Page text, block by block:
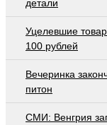
детали
Уцелевшие
100 рублей
Вечеринка
питон
СМИ: Венгрия